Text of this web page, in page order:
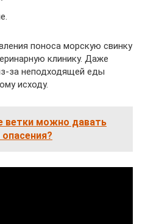
поноса морскую свинку
клинику. Даже
за неподходящей еды
исходу.
ветки можно давать